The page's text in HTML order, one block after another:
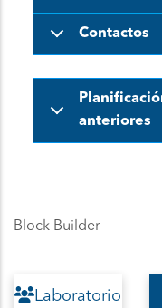
Contactos
anteriores
Block Builder
Laboratorio